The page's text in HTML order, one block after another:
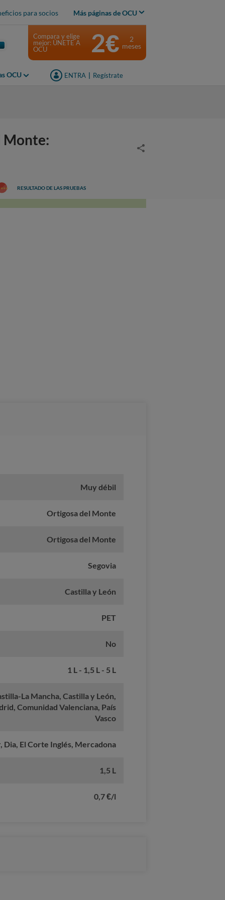
para socios Más páginas de OCU
OCU ENTRA Regístrate
Compara y elige
mejor: ÚNETE A
OCU
2€
2
meses
Monte:
RESULTADO DE LAS PRUEBAS
Muy débil
Ortigosa del Monte
Ortigosa del Monte
Segovia
Castilla y León
PET
No
1 L - 1,5 L - 5 L
La Mancha, Castilla y León,
Comunidad Valenciana, País
Vasco
Dia, El Corte Inglés, Mercadona
1,5 L
0,7 €/l